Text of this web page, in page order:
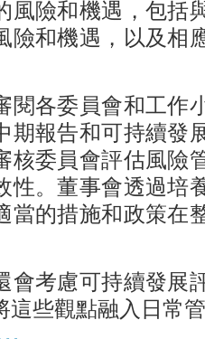
風險和機遇，包括
險和機遇，以及相
閱各委員會和工作
期報告和可持續發
核委員會評估風險
性。董事會透過培
當的措施和政策在
會考慮可持續發展
些觀點融入日常管